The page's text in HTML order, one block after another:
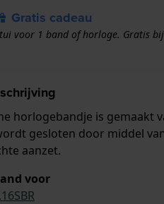
Gratis cadeau
voor 1 band of horloge. Gratis
horlogebandje is gemaakt
gesloten door middel
aanzet.
voor